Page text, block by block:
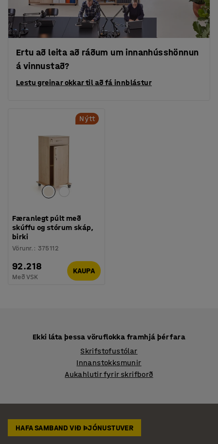
Ertu að leita að ráðum um innanhússhönnun
á vinnustað?
Lestu greinar okkar til að fá innblástur
Nýtt
Færanlegt púlt með
skúffu og stórum skáp,
birki
Vörunr. : 375112
92.218
Með VSK
KAUPA
Ekki láta þessa vöruflokka framhjá þér fara
Skrifstofustólar
Innanstokksmunir
Aukahlutir fyrir skrifborð
HAFA SAMBAND VIÐ ÞJÓNUSTUVER